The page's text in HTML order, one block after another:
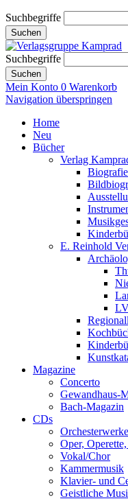
Suchbegriffe
Suchen
Suchbegriffe
Suchen
Mein Konto 0 Warenkorb
Navigation überspringen
Home
Neu
Bücher
Verlag
E. Reinhold
Magazine
Concerto
Gewandhaus-
Bach-Magazin
CDs
Orchesterwerke
Oper,
Vokal/Chor
Kammermusik
Klavier- und
Geistliche